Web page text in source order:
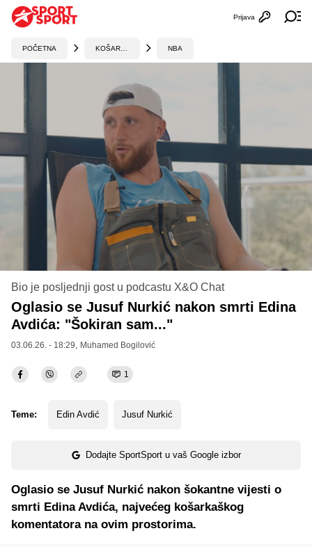
Otvori
Prijava
POČETNA NBA
Bio je posljednji gost u podcastu X&O Chat
Oglasio se Jusuf Nurkić nakon smrti Edina
Avdića: "Šokiran sam..."
03.06.26. - 18:29, Muhamed Bogilović
1
Teme: Edin Avdić Jusuf Nurkić
Dodajte SportSport u vaš Google izbor
Oglasio se Jusuf Nurkić nakon šokantne vijesti o
smrti Edina Avdića, najvećeg košarkaškog
komentatora na ovim prostorima.